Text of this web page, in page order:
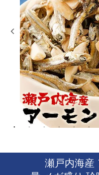
瀬戸内海産